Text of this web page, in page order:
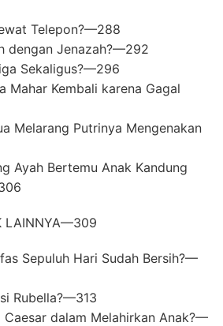
Telepon?—288
dengan Jenazah?—292
Sekaligus?—296
Mahar Kembali karena Gagal
Melarang Putrinya Mengenakan
Ayah Bertemu Anak Kandung
LAINNYA—309
Sepuluh Hari Sudah Bersih?—
Rubella?—313
Caesar dalam Melahirkan Anak?—